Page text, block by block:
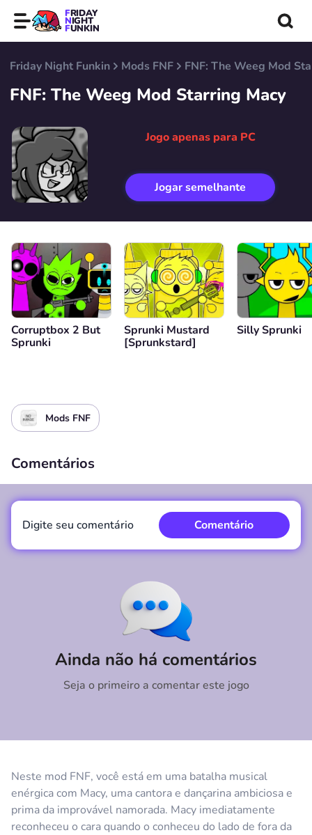
FRIDAY
NIGHT
FUNKIN
Friday Night Funkin Mods FNF FNF: The Weeg Mod
FNF: The Weeg Mod Starring Macy
Jogo apenas para PC
Jogar semelhante
Corruptbox 2 But
Sprunki
Sprunki Mustard
[Sprunkstard]
Silly Sprunki
Mods FNF
Neste mod FNF, você está em uma batalha musical
enérgica com Macy, uma cantora e dançarina ambiciosa e
prima da improvável namorada. Macy imediatamente
reconheceu o cara quando o conheceu do lado de fora da
Comentários
Ainda não há comentários
Seja o primeiro a comentar este jogo
Digite seu comentário Comentário